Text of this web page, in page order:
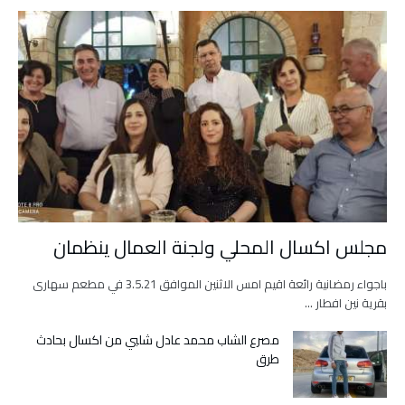
مجلس اكسال المحلي ولجنة العمال ينظمان
باجواء رمضانية رائعة اقيم امس الاثنين الموافق 3.5.21 في مطعم سهارى
بقرية نين افطار …
مصرع الشاب محمد عادل شلبي من اكسال بحادث
طرق